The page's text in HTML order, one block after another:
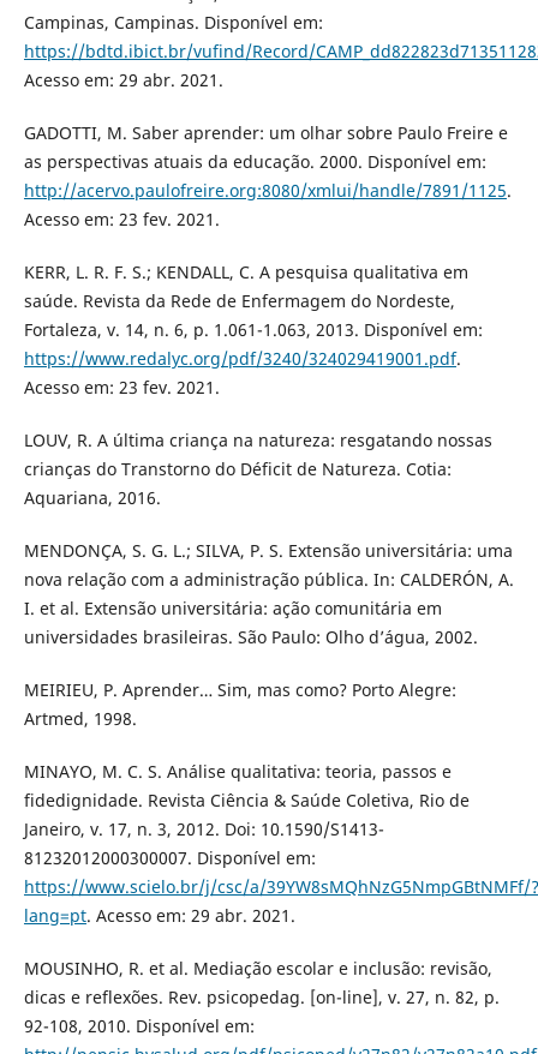
Campinas, Campinas. Disponível em:
https://bdtd.ibict.br/vufind/Record/
Acesso em: 29 abr. 2021.
GADOTTI, M. Saber aprender: um olhar sobre Paulo Freire e
as perspectivas atuais da educação. 2000. Disponível em:
http://acervo.paulofreire.org:8080/xmlui/handle/7891/1125.
Acesso em: 23 fev. 2021.
KERR, L. R. F. S.; KENDALL, C. A pesquisa qualitativa em
saúde. Revista da Rede de Enfermagem do Nordeste,
Fortaleza, v. 14, n. 6, p. 1.061-1.063, 2013. Disponível em:
https://www.redalyc.org/pdf/3240/324029419001.pdf.
Acesso em: 23 fev. 2021.
LOUV, R. A última criança na natureza: resgatando nossas
crianças do Transtorno do Déficit de Natureza. Cotia:
Aquariana, 2016.
MENDONÇA, S. G. L.; SILVA, P. S. Extensão universitária: uma
nova relação com a administração pública. In: CALDERÓN, A.
I. et al. Extensão universitária: ação comunitária em
universidades brasileiras. São Paulo: Olho d’água, 2002.
MEIRIEU, P. Aprender… Sim, mas como? Porto Alegre:
Artmed, 1998.
MINAYO, M. C. S. Análise qualitativa: teoria, passos e
fidedignidade. Revista Ciência & Saúde Coletiva, Rio de
Janeiro, v. 17, n. 3, 2012. Doi: 10.1590/S1413-
81232012000300007. Disponível em:
https://www.scielo.br/j/csc/a/39YW8sMQhNzG5NmpGBtNMFf/?
lang=pt. Acesso em: 29 abr. 2021.
MOUSINHO, R. et al. Mediação escolar e inclusão: revisão,
dicas e reflexões. Rev. psicopedag. [on-line], v. 27, n. 82, p.
92-108, 2010. Disponível em: